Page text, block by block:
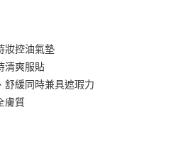
台北富邦商業銀行
兆豐國際商業銀行
台中商業銀行
妝控油氣墊
清爽服貼
舒緩同時兼具遮瑕力
膚質